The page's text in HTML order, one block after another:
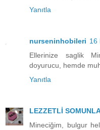
Yanıtla
nurseninhobileri 16
Ellerinize saglik
doyurucu, hemde
Yanıtla
LEZZETLİ
Mineciğim, bulgur